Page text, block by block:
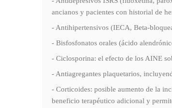
ancianos y pacientes con historial de
- Antihipertensivos (IECA, Beta-
- Bisfosfonatos orales (ácido
- Ciclosporina: el efecto de los AINE
- Antiagregantes plaquetarios,
- Corticoides: posible aumento de la
beneficio terapéutico adicional y